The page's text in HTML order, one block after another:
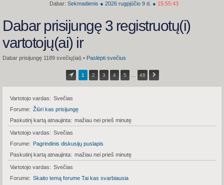
Dabar: Sekmadienis ● 2026 rugpjūčio 9 d. ● 15:55:43
Dabar prisijungę 3 registruotų(i)
vartotojų(ai) ir
Dabar prisijungę 1189 svečių(iai) • Paslėpti svečius
1 2 3 4 5 48
Vartotojo vardas
Svečias
Forume
Žiūri kas prisijungę
Paskutinį kartą atnaujinta
mažiau nei prieš minutę
Vartotojo vardas
Svečias
Forume
Pagrindinis diskusijų puslapis
Paskutinį kartą atnaujinta
mažiau nei prieš minutę
Vartotojo vardas
Svečias
Forume
Skaito temą forume Tai kas svarbiausia